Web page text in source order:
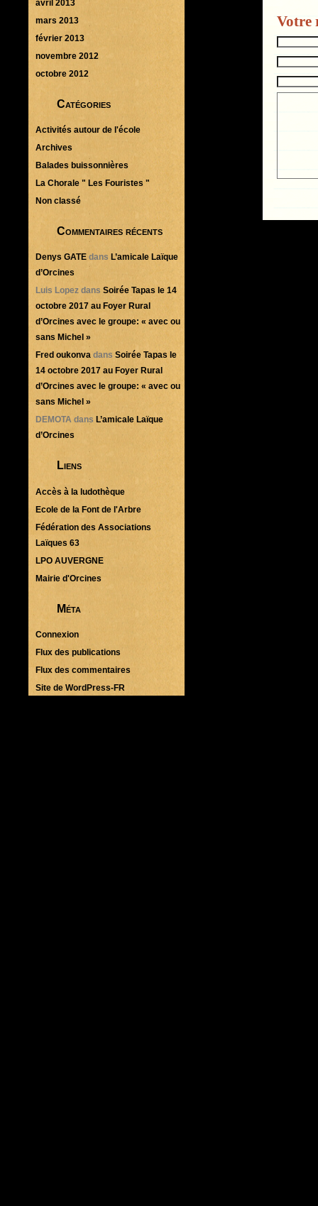
Votre
avril 2013
mars 2013
février 2013
novembre 2012
octobre 2012
Catégories
Activités autour de l'école
Archives
Balades buissonnières
La Chorale " Les Fouristes "
Non classé
Commentaires récents
Denys GATE dans L’amicale Laïque
d’Orcines
Luis Lopez dans Soirée Tapas le 14
octobre 2017 au Foyer Rural
d’Orcines avec le groupe: « avec ou
sans Michel »
Fred oukonva dans Soirée Tapas le
14 octobre 2017 au Foyer Rural
d’Orcines avec le groupe: « avec ou
sans Michel »
DEMOTA dans L’amicale Laïque
d’Orcines
Liens
Accès à la ludothèque
Ecole de la Font de l'Arbre
Fédération des Associations
Laïques 63
LPO AUVERGNE
Mairie d'Orcines
Méta
Connexion
Flux des publications
Flux des commentaires
Site de WordPress-FR